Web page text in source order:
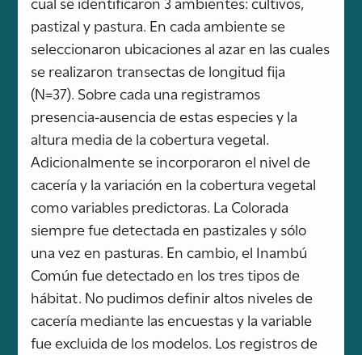
pastizal y pastura. En cada ambiente se
seleccionaron ubicaciones al azar en las cuales
se realizaron transectas de longitud fija
(N=37). Sobre cada una registramos
presencia-ausencia de estas especies y la
altura media de la cobertura vegetal.
Adicionalmente se incorporaron el nivel de
cacería y la variación en la cobertura vegetal
como variables predictoras. La Colorada
siempre fue detectada en pastizales y sólo
una vez en pasturas. En cambio, el Inambú
Común fue detectado en los tres tipos de
hábitat. No pudimos definir altos niveles de
cacería mediante las encuestas y la variable
fue excluida de los modelos. Los registros de